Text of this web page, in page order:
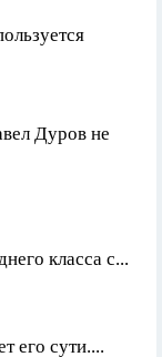
Дуров не
класса с...
его сути....